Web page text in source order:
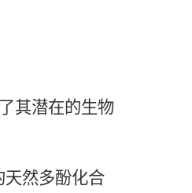
其潜在的生物
然多酚化合